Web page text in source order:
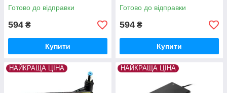
Готово до відправки
594 ₴
Купити
Готово до відправки
594 ₴
Купити
НАЙКРАЩА ЦІНА НАЙКРАЩА ЦІНА